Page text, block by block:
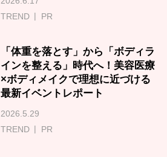
TREND
PR
「体重を落とす」から「ボディラ
インを整える」時代へ！美容医療
×ボディメイクで理想に近づける
最新イベントレポート
2026.5.29
TREND
PR